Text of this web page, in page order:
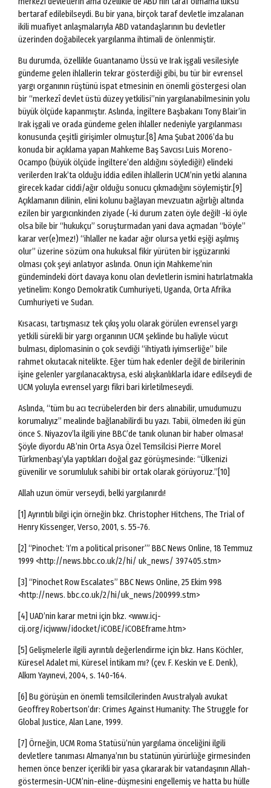
bertaraf edilebilseydi. Bu bir yana, birçok taraf devletle imzalanan
ikili muafiyet anlaşmalarıyla ABD vatandaşlarının bu devletler
üzerinden doğabilecek yargılanma ihtimali de önlenmiştir.
Bu durumda, özellikle Guantanamo Üssü ve Irak işgali vesilesiyle
gündeme gelen ihlallerin tekrar gösterdiği gibi, bu tür bir evrensel
yargı organının rüştünü ispat etmesinin en önemli göstergesi olan
bir “merkezî devlet üstü düzey yetkilisi”nin yargılanabilmesinin yolu
büyük ölçüde kapanmıştır. Aslında, İngiltere Başbakanı Tony Blair’in
Irak işgali ve orada gündeme gelen ihlaller nedeniyle yargılanması
konusunda çeşitli girişimler olmuştur.[8] Ama Şubat 2006’da bu
konuda bir açıklama yapan Mahkeme Baş Savcısı Luis Moreno-
Ocampo (büyük ölçüde İngiltere’den aldığını söylediği!) elindeki
verilerden Irak’ta olduğu iddia edilen ihlallerin UCM’nin yetki alanına
girecek kadar ciddi/ağır olduğu sonucu çıkmadığını söylemiştir.[9]
Açıklamanın dilinin, elini kolunu bağlayan mevzuatın ağırlığı altında
ezilen bir yargıcınkinden ziyade (-ki durum zaten öyle değil! -ki öyle
olsa bile bir “hukukçu” soruşturmadan yani dava açmadan “böyle”
karar ver(e)mez!) “ihlaller ne kadar ağır olursa yetki eşiği aşılmış
olur” üzerine sözüm ona hukuksal fikir yürüten bir işgüzarınki
olması çok şeyi anlatıyor aslında. Onun için Mahkeme’nin
gündemindeki dört davaya konu olan devletlerin ismini hatırlatmakla
yetinelim: Kongo Demokratik Cumhuriyeti, Uganda, Orta Afrika
Cumhuriyeti ve Sudan.
Kısacası, tartışmasız tek çıkış yolu olarak görülen evrensel yargı
yetkili sürekli bir yargı organının UCM şeklinde bu haliyle vücut
bulması, diplomasinin o çok sevdiği “ihtiyatlı iyimserliğe” bile
rahmet okutacak nitelikte. Eğer tüm hak edenler değil de birilerinin
işine gelenler yargılanacaktıysa, eski alışkanlıklarla idare edilseydi de
UCM yoluyla evrensel yargı fikri bari kirletilmeseydi.
Aslında, “tüm bu acı tecrübelerden bir ders alınabilir, umudumuzu
korumalıyız” mealinde bağlanabilirdi bu yazı. Tabii, ölmeden iki gün
önce S. Niyazov’la ilgili yine BBC’de tanık olunan bir haber olmasa!
Şöyle diyordu AB’nin Orta Asya Özel Temsilcisi Pierre Morel
Türkmenbaşı’yla yaptıkları doğal gaz görüşmesinde: “Ülkenizi
güvenilir ve sorumluluk sahibi bir ortak olarak görüyoruz.”[10]
Allah uzun ömür verseydi, belki yargılanırdı!
[1] Ayrıntılı bilgi için örneğin bkz. Christopher Hitchens, The Trial of
Henry Kissenger, Verso, 2001, s. 55-76.
[2] “Pinochet: ‘I’m a political prisoner’” BBC News Online, 18 Temmuz
1999 <http://news.bbc.co.uk/2/hi/ uk_news/ 397405.stm>
[3] “Pinochet Row Escalates” BBC News Online, 25 Ekim 998
<http://news. bbc.co.uk/2/hi/uk_news/200999.stm>
[4] UAD’nin karar metni için bkz. <www.icj-
cij.org/icjwww/idocket/iCOBE/iCOBEframe.htm>
[5] Gelişmelerle ilgili ayrıntılı değerlendirme için bkz. Hans Köchler,
Küresel Adalet mi, Küresel İntikam mı? (çev. F. Keskin ve E. Denk),
Alkım Yayınevi, 2004, s. 140-164.
[6] Bu görüşün en önemli temsilcilerinden Avustralyalı avukat
Geoffrey Robertson’dır: Crimes Against Humanity: The Struggle for
Global Justice, Alan Lane, 1999.
[7] Örneğin, UCM Roma Statüsü’nün yargılama önceliğini ilgili
devletlere tanıması Almanya’nın bu statünün yürürlüğe girmesinden
hemen önce benzer içerikli bir yasa çıkararak bir vatandaşının Allah-
göstermesin-UCM’nin-eline-düşmesini engellemiş ve hatta bu hülle